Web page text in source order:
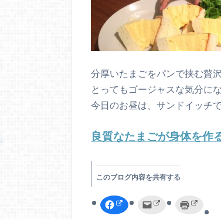
分厚いたまごをパンで挟む贅沢
とってもゴージャスな気分に
今日のお昼は、サンドイッチ
良質なたまごが身体を作
このブログ内容を共有する
F
c
ク ク